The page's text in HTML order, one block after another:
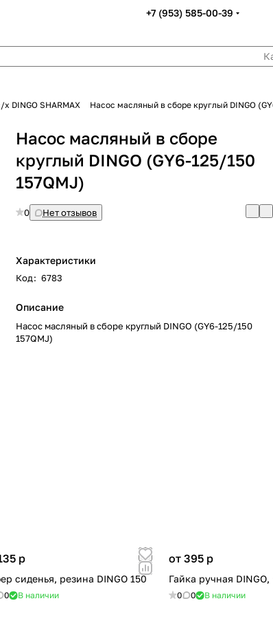
+7 (953) 585-00-39
DINGO SHARMAX Насос масляный в сборе круглый DINGO
Насос масляный в сборе
круглый DINGO (GY6-125/150
157QMJ)
0 Нет отзывов
Характеристики
Код: 6783
Описание
Насос масляный в сборе круглый DINGO (GY6-125/150
157QMJ)
p
сиденья, резина DINGO 150
0 В наличии
от 395 p
Гайка ручная
0 0 В наличии